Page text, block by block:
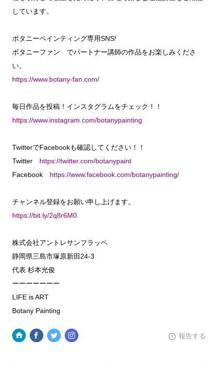
しています。
ボタニーペインティング専用SNS!
ボタニーファン でパートナー講師の作品をお楽しみくださ
い。
https://www.botany-fan.com/
毎日作品を投稿！インスタグラムをチェック！！
https://www.instagram.com/botanypainting
TwitterでFacebookも確認してください！！
Twitter https://twitter.com/botanypaint
Facebook https://www.facebook.com/botanypainting/
チャンネル登録をお願い申し上げます。
https://bit.ly/2q8r6M0
株式会社アントレサンフラッペ
静岡県三島市塚原新田24-3
代表 杉本光俊
ーーーーーーー
LIFE is ART
Botany Painting
報告する